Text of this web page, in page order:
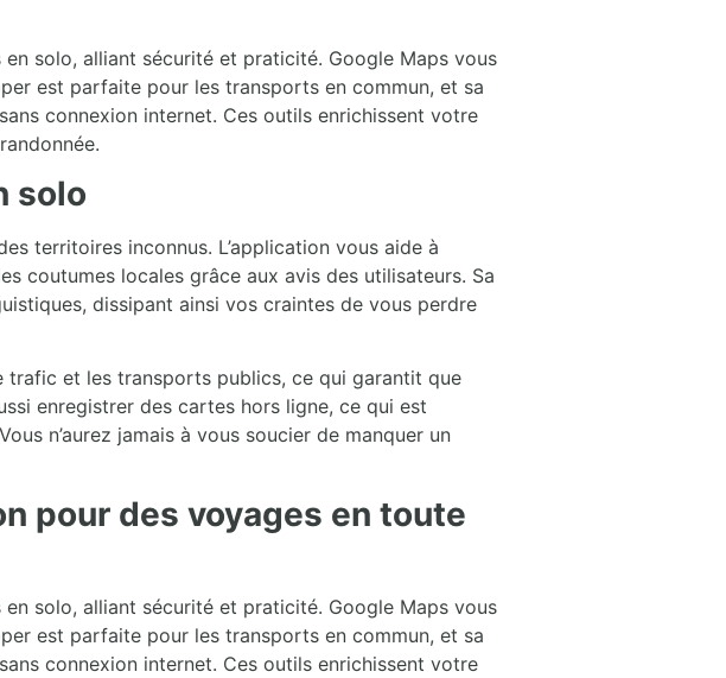
solo, alliant sécurité et praticité. Google Maps vous
est parfaite pour les transports en commun, et sa
connexion internet. Ces outils enrichissent votre
solo
territoires inconnus. L’application vous aide à
coutumes locales grâce aux avis des utilisateurs. Sa
dissipant ainsi vos craintes de vous perdre
et les transports publics, ce qui garantit que
enregistrer des cartes hors ligne, ce qui est
n’aurez jamais à vous soucier de manquer un
pour des voyages en toute
solo, alliant sécurité et praticité. Google Maps vous
est parfaite pour les transports en commun, et sa
connexion internet. Ces outils enrichissent votre